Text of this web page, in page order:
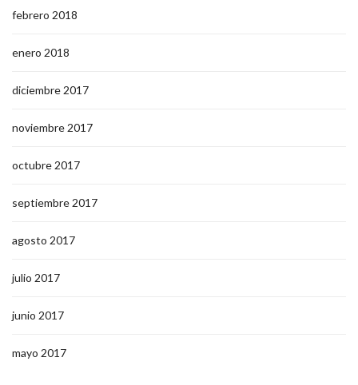
febrero 2018
enero 2018
diciembre 2017
noviembre 2017
octubre 2017
septiembre 2017
agosto 2017
julio 2017
junio 2017
mayo 2017